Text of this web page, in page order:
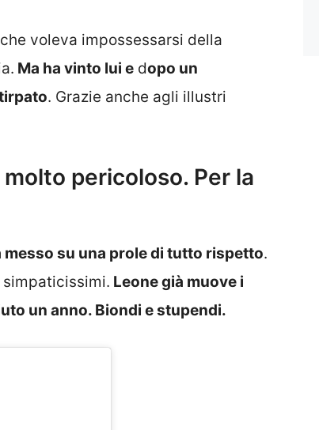
voleva impossessarsi della
Ma ha vinto lui e dopo un
. Grazie anche agli illustri
pericoloso. Per la
messo su una prole di tutto rispetto.
Leone già muove i
un anno. Biondi e stupendi.